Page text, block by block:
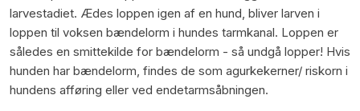
larvestadiet. Ædes loppen igen af en hund, bliver larven i
loppen til voksen bændelorm i hundes tarmkanal. Loppen er
således en smittekilde for bændelorm - så undgå lopper! Hvis
hunden har bændelorm, findes de som agurkekerner/ riskorn i
hundens afføring eller ved endetarmsåbningen.